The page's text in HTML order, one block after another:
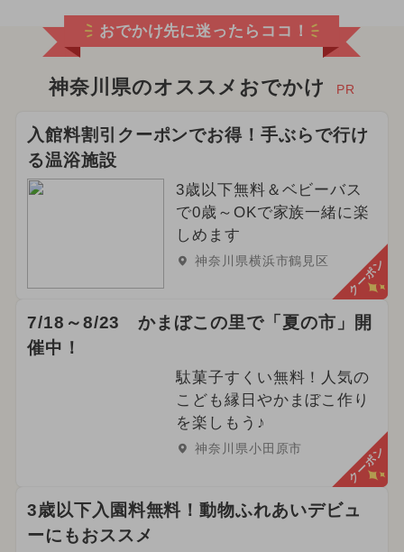
おでかけ先に迷ったらココ！
神奈川県のオススメおでかけ PR
入館料割引クーポンでお得！手ぶらで行け
る温浴施設
3歳以下無料＆ベビーバス
で0歳～OKで家族一緒に楽
しめます
神奈川県横浜市鶴見区 クーポン
7/18～8/23 かまぼこの里で「夏の市」開
催中！
駄菓子すくい無料！人気の
こども縁日やかまぼこ作り
を楽しもう♪
神奈川県小田原市 クーポン
3歳以下入園料無料！動物ふれあいデビュ
ーにもおススメ